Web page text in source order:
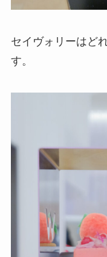
セイヴォリーはど
す。